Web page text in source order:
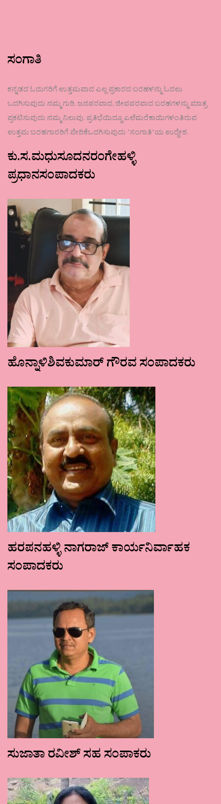
ಸಂಗಾತಿ
ಕನ್ನಡದ ಓದುಗರಿಗೆ ಉತ್ತಮವಾದ ಎಲ್ಲ ಪ್ರಕಾರದ ಬರಹಳನ್ನು ಓದಲು
ಒದಗಿಸುವುದು ನಮ್ಮ ಗುರಿ. ಜನಪರವಾದ, ಜೀವಪರವಾದ ಬರಹಗಳನ್ನು ಮಾತ್ರ
ಪ್ರಕಟಿಸುವುದು ನಮ್ಮ ನಿಲುವು. ಪ್ರತಿಭೆಯಿದ್ದೂ ಎಲೆಮರೆಕಾಯಿಗಳಂತಿರುವ
ಉತ್ತಮ ಬರಹಗಾರರಿಗೆ ವೇದಿಕೆಒದಗಿಸುವುದು ʼಸಂಗಾತಿʼಯ ಉದ್ದೇಶ.
ಕು.ಸ.ಮಧುಸೂದನರಂಗೇಹಳ್ಳಿ
ಪ್ರಧಾನಸಂಪಾದಕರು
ಹೊನ್ನಾಳಿಶಿವಕುಮಾರ್ ಗೌರವ ಸಂಪಾದಕರು
ಹರಪನಹಳ್ಳಿ ನಾಗರಾಜ್ ಕಾರ್ಯನಿರ್ವಾಹಕ
ಸಂಪಾದಕರು
ಸುಜಾತಾ ರವೀಶ್ ಸಹ ಸಂಪಾಕರು